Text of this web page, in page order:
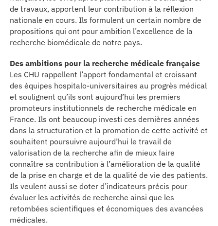
CONNECTÉ
d’info
l’éditeur
un CHU
de travaux, apportent leur contribution à la réflexion
nationale en cours. Ils formulent un certain nombre de
propositions qui ont pour ambition l’excellence de la
recherche biomédicale de notre pays.
Des ambitions pour la recherche médicale française
Les CHU rappellent l’apport fondamental et croissant
des équipes hospitalo-universitaires au progrès médical
et soulignent qu’ils sont aujourd’hui les premiers
promoteurs institutionnels de recherche médicale en
France. Ils ont beaucoup investi ces dernières années
dans la structuration et la promotion de cette activité et
souhaitent poursuivre aujourd’hui le travail de
valorisation de la recherche afin de mieux faire
connaître sa contribution à l’amélioration de la qualité
de la prise en charge et de la qualité de vie des patients.
Ils veulent aussi se doter d’indicateurs précis pour
évaluer les activités de recherche ainsi que les
retombées scientifiques et économiques des avancées
médicales.